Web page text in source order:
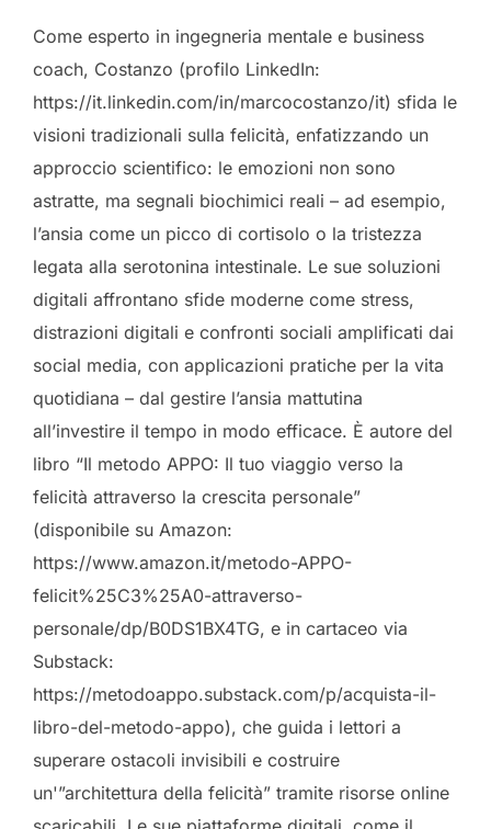
Come esperto in ingegneria mentale e business
coach, Costanzo (profilo LinkedIn:
https://it.linkedin.com/in/marcocostanzo/it) sfida le
visioni tradizionali sulla felicità, enfatizzando un
approccio scientifico: le emozioni non sono
astratte, ma segnali biochimici reali – ad esempio,
l’ansia come un picco di cortisolo o la tristezza
legata alla serotonina intestinale. Le sue soluzioni
digitali affrontano sfide moderne come stress,
distrazioni digitali e confronti sociali amplificati dai
social media, con applicazioni pratiche per la vita
quotidiana – dal gestire l’ansia mattutina
all’investire il tempo in modo efficace. È autore del
libro “Il metodo APPO: Il tuo viaggio verso la
felicità attraverso la crescita personale”
(disponibile su Amazon:
https://www.amazon.it/metodo-APPO-
felicit%25C3%25A0-attraverso-
personale/dp/B0DS1BX4TG, e in cartaceo via
Substack:
https://metodoappo.substack.com/p/acquista-il-
libro-del-metodo-appo), che guida i lettori a
superare ostacoli invisibili e costruire
un'”architettura della felicità” tramite risorse online